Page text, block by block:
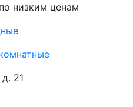
низким ценам
21